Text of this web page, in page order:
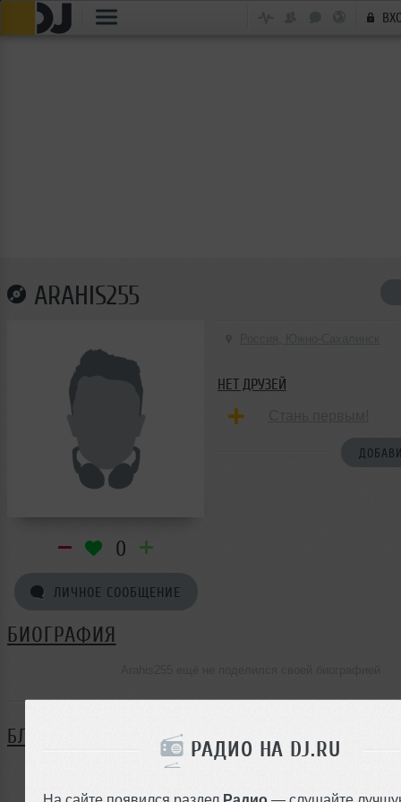
РАДИО НА DJ.RU
На сайте появился раздел Радио — слушайте
ARAHIS255
0
ЛИЧНОЕ СООБЩЕНИЕ
НЕТ ДРУЗЕЙ
БИОГРАФИЯ
БЛОГ